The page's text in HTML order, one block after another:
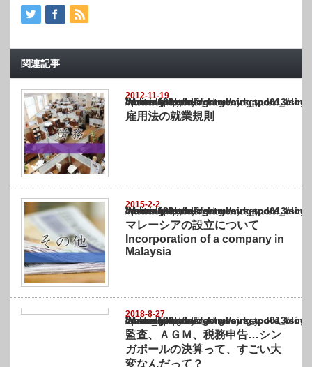
関連記事
2012-11-19
Warning
: Undefined array key "show_category" in
/home/netst/kuno-cpa.co.jp/public_html/singapore_blog/wp-content/themes/
on line183
雇用法の就業規則
2015-2-2
Warning
: Undefined array key "show_category" in
/home/netst/kuno-cpa.co.jp/public_html/singapore_blog/wp-content/themes/
on line183
マレーシアの設立について
Incorporation of a company in
Malaysia
2018-8-27
Warning
: Undefined array key "show_category" in
/home/netst/kuno-cpa.co.jp/public_html/singapore_blog/wp-content/themes/
on line183
監査、ＡＧＭ、税務申告…シン
ガポールの決算って、すごい大
変なんだって？